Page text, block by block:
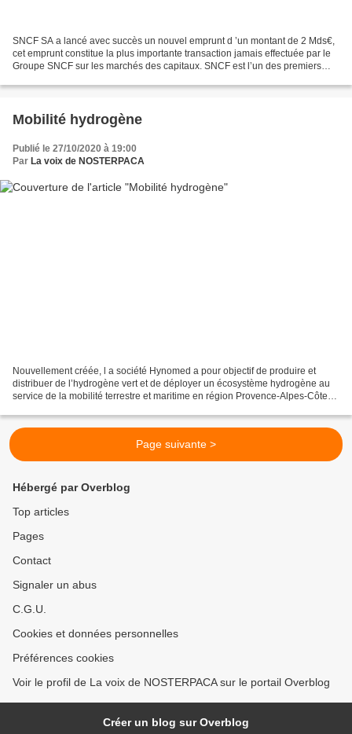
SNCF SA a lancé avec succès un nouvel emprunt d ’un montant de 2 Mds€,
cet emprunt constitue la plus importante transaction jamais effectuée par le
Groupe SNCF sur les marchés des capitaux. SNCF est l’un des premiers
Mobilité hydrogène
Publié le 27/10/2020 à 19:00
Par La voix de NOSTERPACA
Nouvellement créée, l a société Hynomed a pour objectif de produire et
distribuer de l’hydrogène vert et de déployer un écosystème hydrogène au
service de la mobilité terrestre et maritime en région Provence-Alpes-Côte
Page suivante >
Hébergé par Overblog
Top articles
Pages
Contact
Signaler un abus
C.G.U.
Cookies et données personnelles
Préférences cookies
Voir le profil de La voix de NOSTERPACA sur le portail Overblog
Créer un blog sur Overblog